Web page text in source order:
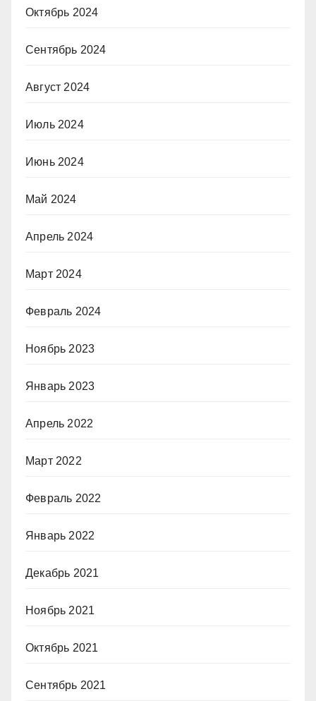
Октябрь 2024
Сентябрь 2024
Август 2024
Июль 2024
Июнь 2024
Май 2024
Апрель 2024
Март 2024
Февраль 2024
Ноябрь 2023
Январь 2023
Апрель 2022
Март 2022
Февраль 2022
Январь 2022
Декабрь 2021
Ноябрь 2021
Октябрь 2021
Сентябрь 2021